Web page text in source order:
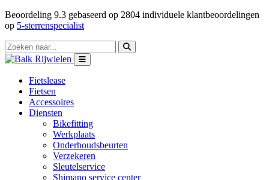
Beoordeling 9.3 gebaseerd op 2804 individuele klantbeoordelingen
op 5-sterrenspecialist
Fietslease
Fietsen
Accessoires
Diensten
Bikefitting
Werkplaats
Onderhoudsbeurten
Verzekeren
Sleutelservice
Shimano service center